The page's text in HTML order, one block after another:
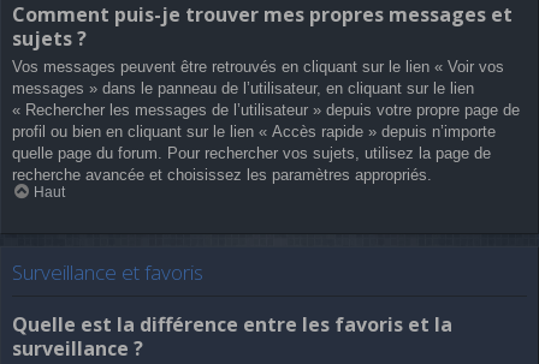
Comment puis-je trouver mes propres messages et
sujets ?
Vos messages peuvent être retrouvés en cliquant sur le lien « Voir vos
messages » dans le panneau de l’utilisateur, en cliquant sur le lien
« Rechercher les messages de l’utilisateur » depuis votre propre page de
profil ou bien en cliquant sur le lien « Accès rapide » depuis n’importe
quelle page du forum. Pour rechercher vos sujets, utilisez la page de
recherche avancée et choisissez les paramètres appropriés.
Haut
Surveillance et favoris
Quelle est la différence entre les favoris et la
surveillance ?